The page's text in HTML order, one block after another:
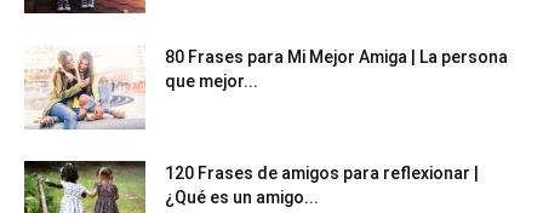
80 Frases para Mi Mejor Amiga | La persona
que mejor...
120 Frases de amigos para reflexionar |
¿Qué es un amigo...